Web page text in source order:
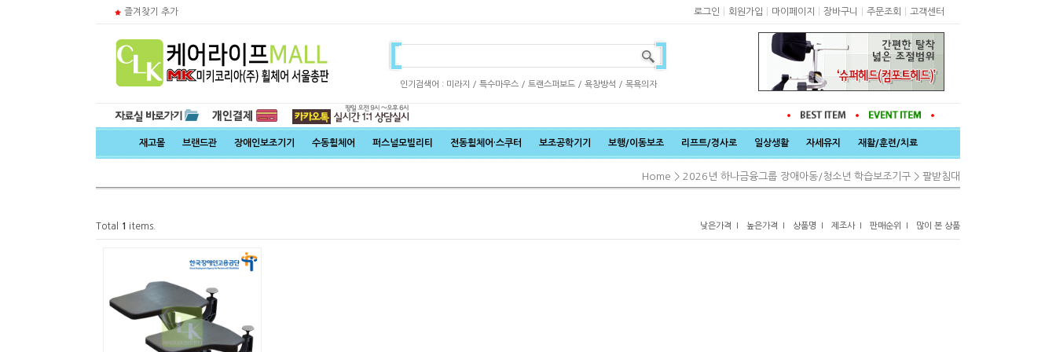
즐겨찾기 추가 로그인 회원가입 마이페이지 장바구니 주문조회 고객센터
인기검색어 : 미라지 / 특수마우스/ 트랜스퍼보드/ 욕창방석 / 목욕의자
재고몰 브랜드관 장애인보조기기 수동휠체어 퍼스널모빌리티 전동휠체어·스쿠터 보조공학기기 보행/이동보조 리프트/경사로 일상생활 자세유지 재활/훈련/치료
Home > 2026년 하나금융그룹 장애아동/청소년 학습보조기구 > 팔받침대
Total 1 items. 낮은가격 I 높은가격 I 상품명 I 제조사 I 판매순위 I 많이 본 상품